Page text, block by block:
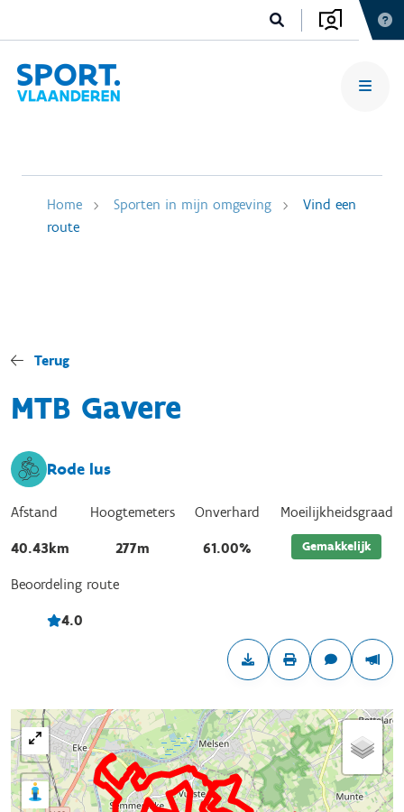
Home Sporten in mijn omgeving
Vind een
route
Terug
MTB Gavere
Rode lus
Afstand
40.43km
Hoogtemeters
277m
Onverhard
61.00%
Moeilijkheidsgraad
Gemakkelijk
Beoordeling route
4.0